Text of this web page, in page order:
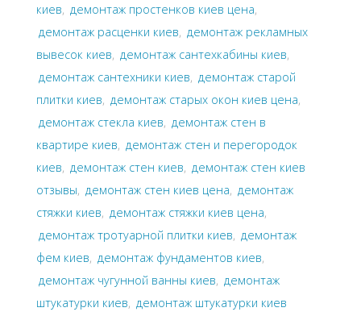
киев, демонтаж простенков киев цена,
демонтаж расценки киев, демонтаж рекламных
вывесок киев, демонтаж сантехкабины киев,
демонтаж сантехники киев, демонтаж старой
плитки киев, демонтаж старых окон киев цена,
демонтаж стекла киев, демонтаж стен в
квартире киев, демонтаж стен и перегородок
киев, демонтаж стен киев, демонтаж стен киев
отзывы, демонтаж стен киев цена, демонтаж
стяжки киев, демонтаж стяжки киев цена,
демонтаж тротуарной плитки киев, демонтаж
фем киев, демонтаж фундаментов киев,
демонтаж чугунной ванны киев, демонтаж
штукатурки киев, демонтаж штукатурки киев